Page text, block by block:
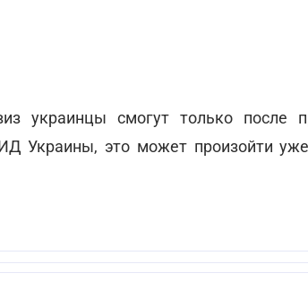
украинцы смогут только после
Украины, это может произойти